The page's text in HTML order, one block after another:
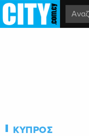
ΚΥΠΡΟΣ